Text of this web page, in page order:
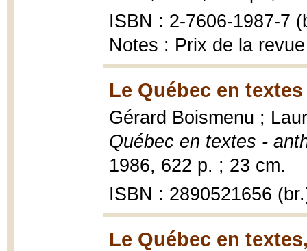
ISBN : 2-7606-1987-7
Notes : Prix de la
Le Québec en textes
Gérard Boismenu ;
Québec en textes -
1986, 622 p. ; 23 cm.
ISBN : 2890521656
Le Québec en